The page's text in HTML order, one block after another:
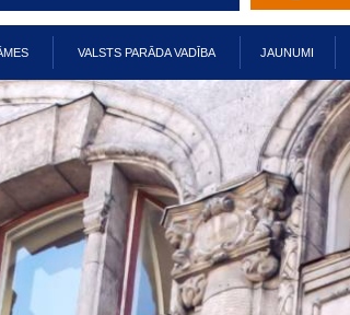
VALSTS PARĀDA VADĪBA JAUNUMI